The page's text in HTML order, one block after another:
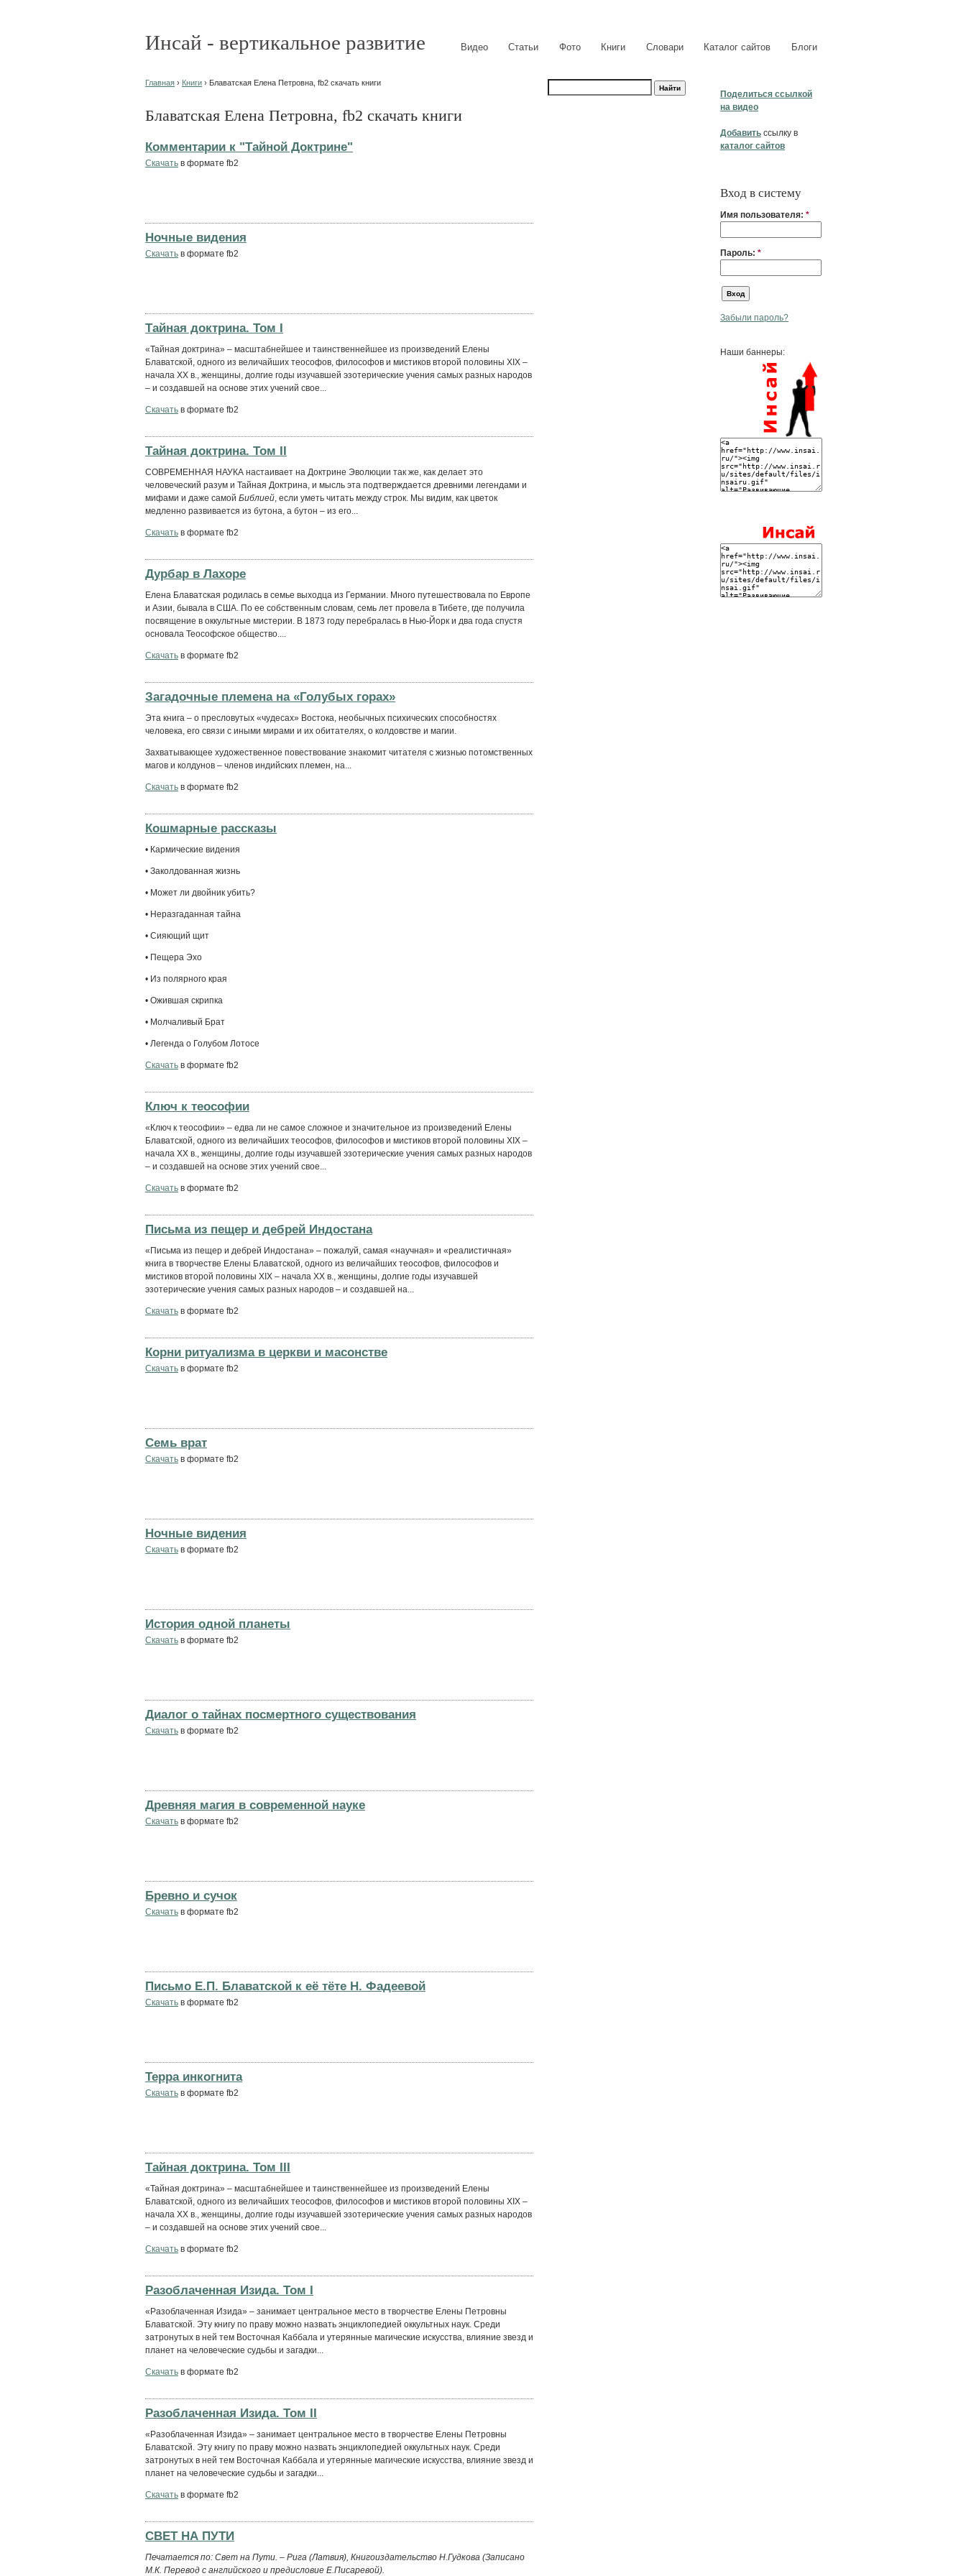
Инсай - вертикальное развитие Видео Статьи Фото Книги Словари Каталог сайтов Блоги
Поделиться ссылкой
на видео
Добавить ссылку в
каталог сайтов
Вход в систему
Имя пользователя: *
Пароль: *
Забыли пароль?
Наши баннеры:
Главная › Книги › Блаватская Елена Петровна, fb2 скачать книги
Блаватская Елена Петровна, fb2 скачать книги
Комментарии к "Тайной Доктрине"
Скачать в формате fb2
Ночные видения
Скачать в формате fb2
Тайная доктрина. Том I
«Тайная доктрина» – масштабнейшее и таинственнейшее из произведений Елены
Блаватской, одного из величайших теософов, философов и мистиков второй половины XIX –
начала XX в., женщины, долгие годы изучавшей эзотерические учения самых разных народов
– и создавшей на основе этих учений свое...
Скачать в формате fb2
Тайная доктрина. Том II
СОВРЕМЕННАЯ НАУКА настаивает на Доктрине Эволюции так же, как делает это
человеческий разум и Тайная Доктрина, и мысль эта подтверждается древними легендами и
мифами и даже самой Библией , если уметь читать между строк. Мы видим, как цветок
медленно развивается из бутона, а бутон – из его...
Скачать в формате fb2
Дурбар в Лахоре
Елена Блаватская родилась в семье выходца из Германии. Много путешествовала по Европе
и Азии, бывала в США. По ее собственным словам, семь лет провела в Тибете, где получила
посвящение в оккультные мистерии. В 1873 году перебралась в Нью-Йорк и два года спустя
основала Теософское общество....
Скачать в формате fb2
Загадочные племена на «Голубых горах»
Эта книга – о пресловутых «чудесах» Востока, необычных психических способностях
человека, его связи с иными мирами и их обитателях, о колдовстве и магии.
Захватывающее художественное повествование знакомит читателя с жизнью потомственных
магов и колдунов – членов индийских племен, на...
Скачать в формате fb2
Кошмарные рассказы
• Кармические видения
• Заколдованная жизнь
• Может ли двойник убить?
• Неразгаданная тайна
• Сияющий щит
• Пещера Эхо
• Из полярного края
• Ожившая скрипка
• Молчаливый Брат
• Легенда о Голубом Лотосе
Скачать в формате fb2
Ключ к теософии
«Ключ к теософии» – едва ли не самое сложное и значительное из произведений Елены
Блаватской, одного из величайших теософов, философов и мистиков второй половины XIX –
начала XX в., женщины, долгие годы изучавшей эзотерические учения самых разных народов
– и создавшей на основе этих учений свое...
Скачать в формате fb2
Письма из пещер и дебрей Индостана
«Письма из пещер и дебрей Индостана» – пожалуй, самая «научная» и «реалистичная»
книга в творчестве Елены Блаватской, одного из величайших теософов, философов и
мистиков второй половины XIX – начала XX в., женщины, долгие годы изучавшей
эзотерические учения самых разных народов – и создавшей на...
Скачать в формате fb2
Корни ритуализма в церкви и масонстве
Скачать в формате fb2
Семь врат
Скачать в формате fb2
Ночные видения
Скачать в формате fb2
История одной планеты
Скачать в формате fb2
Диалог о тайнах посмертного существования
Скачать в формате fb2
Древняя магия в современной науке
Скачать в формате fb2
Бревно и сучок
Скачать в формате fb2
Письмо Е.П. Блаватской к её тёте Н. Фадеевой
Скачать в формате fb2
Терра инкогнита
Скачать в формате fb2
Тайная доктрина. Том III
«Тайная доктрина» – масштабнейшее и таинственнейшее из произведений Елены
Блаватской, одного из величайших теософов, философов и мистиков второй половины XIX –
начала XX в., женщины, долгие годы изучавшей эзотерические учения самых разных народов
– и создавшей на основе этих учений свое...
Скачать в формате fb2
Разоблаченная Изида. Том I
«Разоблаченная Изида» – занимает центральное место в творчестве Елены Петровны
Блаватской. Эту книгу по праву можно назвать энциклопедией оккультных наук. Среди
затронутых в ней тем Восточная Каббала и утерянные магические искусства, влияние звезд и
планет на человеческие судьбы и загадки...
Скачать в формате fb2
Разоблаченная Изида. Том II
«Разоблаченная Изида» – занимает центральное место в творчестве Елены Петровны
Блаватской. Эту книгу по праву можно назвать энциклопедией оккультных наук. Среди
затронутых в ней тем Восточная Каббала и утерянные магические искусства, влияние звезд и
планет на человеческие судьбы и загадки...
Скачать в формате fb2
СВЕТ НА ПУТИ
Печатается по: Свет на Пути. – Рига (Латвия), Книгоиздательство Н.Гудкова (Записано
М.К. Перевод с английского и предисловие Е.Писаревой).